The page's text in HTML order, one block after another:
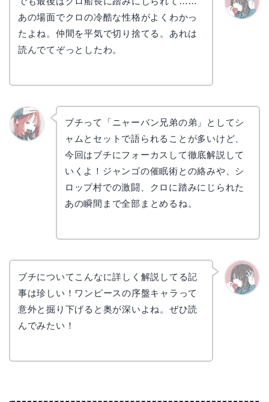
あの場面でクロの冷酷な性格がよくわかっ
たよね。仲間を平気で切り捨てる。あれは
読んでてぞっとしたわ。
ブチって「ニャーバン兄弟の弟」としてシ
ャムとセットで語られることが多いけど、
今回はブチにフォーカスして徹底解説して
いくよ！ジャンゴの催眠術との絡みや、シ
ロップ村での激闘、クロに踏みにじられた
あの瞬間まで全部まとめるね。
ブチについてこんなに詳しく解説してる記
事は珍しい！ワンピースの序盤キャラって
意外と掘り下げると奥が深いよね。ぜひ読
んでみたい！